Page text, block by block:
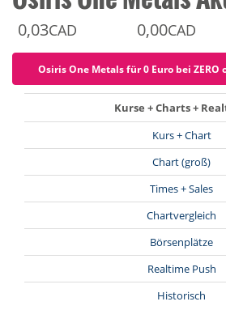
0,03CAD 0,00CAD
Osiris One Metals für 0 Euro bei ZERO
Kurse + Charts +
Kurs + Chart
Chart (groß)
Times + Sales
Chartvergleich
Börsenplätze
Realtime Push
Historisch